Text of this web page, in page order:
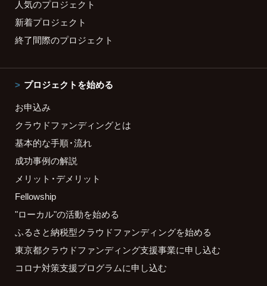
人気のプロジェクト
新着プロジェクト
終了間際のプロジェクト
プロジェクトを始める
お申込み
クラウドファンディングとは
基本的な手順・流れ
成功事例の解説
メリット・デメリット
Fellowship
"ローカル"の活動を始める
ふるさと納税型クラウドファンディングを始める
東京都クラウドファンディング支援事業に申し込む
コロナ対策支援プログラムに申し込む